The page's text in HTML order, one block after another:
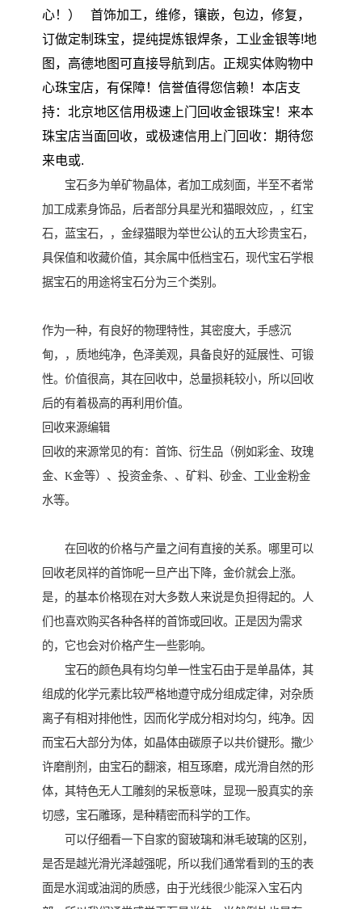
心！） 首饰加工，维修，镶嵌，包边，修复，
订做定制珠宝，提纯提炼银焊条，工业金银等!地
图，高德地图可直接导航到店。正规实体购物中
心珠宝店，有保障！信誉值得您信赖！本店支
持：北京地区信用极速上门回收金银珠宝！来本
珠宝店当面回收，或极速信用上门回收：期待您
来电或.
宝石多为单矿物晶体，者加工成刻面，半至不者常
加工成素身饰品，后者部分具星光和猫眼效应，，红宝
石，蓝宝石，，金绿猫眼为举世公认的五大珍贵宝石，
具保值和收藏价值，其余属中低档宝石，现代宝石学根
据宝石的用途将宝石分为三个类别。
作为一种，有良好的物理特性，其密度大，手感沉
甸，，质地纯净，色泽美观，具备良好的延展性、可锻
性。价值很高，其在回收中，总量损耗较小，所以回收
后的有着极高的再利用价值。
回收来源编辑
回收的来源常见的有：首饰、衍生品（例如彩金、玫瑰
金、K金等）、投资金条、、矿料、砂金、工业金粉金
水等。
在回收的价格与产量之间有直接的关系。哪里可以
回收老凤祥的首饰呢一旦产出下降，金价就会上涨。
是，的基本价格现在对大多数人来说是负担得起的。人
们也喜欢购买各种各样的首饰或回收。正是因为需求
的，它也会对价格产生一些影响。
宝石的颜色具有均匀单一性宝石由于是单晶体，其
组成的化学元素比较严格地遵守成分组成定律，对杂质
离子有相对排他性，因而化学成分相对均匀，纯净。因
而宝石大部分为体，如晶体由碳原子以共价键形。撒少
许磨削剂，由宝石的翻滚，相互琢磨，成光滑自然的形
体，其特色无人工雕刻的呆板意味，显现一股真实的亲
切感，宝石雕琢，是种精密而科学的工作。
可以仔细看一下自家的窗玻璃和淋毛玻璃的区别，
是否是越光滑光泽越强呢，所以我们通常看到的玉的表
面是水润或油润的质感，由于光线很少能深入宝石内